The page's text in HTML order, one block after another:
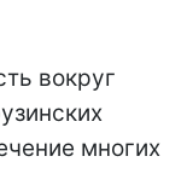
вокруг
многих